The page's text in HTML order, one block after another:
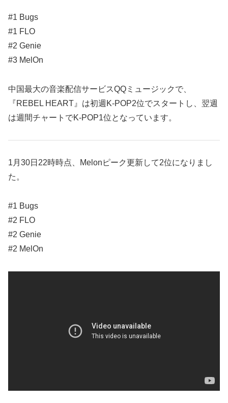
#1 Bugs
#1 FLO
#2 Genie
#3 MelOn
中国最大の音楽配信サービスQQミュージックで、
『REBEL HEART』は初週K-POP2位でスタートし、翌週
は週間チャートでK-POP1位となっています。
1月30日22時時点、Melonピーク更新して2位になりまし
た。
#1 Bugs
#2 FLO
#2 Genie
#2 MelOn